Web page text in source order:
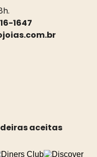
1647
aceitas